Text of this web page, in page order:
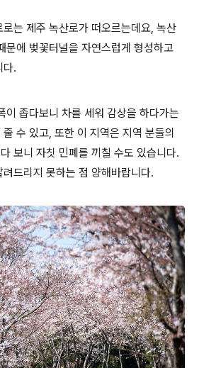
는 제주 녹산로가 떠오르는데요, 녹산
문에 벚꽃터널을 자연스럽게 형성하고
다.
이 좁다보니 차를 세워 감상을 하다가는
수 있고, 또한 이 지역은 지역 분들의
보니 자칫 민폐를 끼칠 수도 있습니다.
드리지 못하는 점 양해바랍니다.